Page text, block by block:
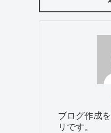
ブログ作成
リです。